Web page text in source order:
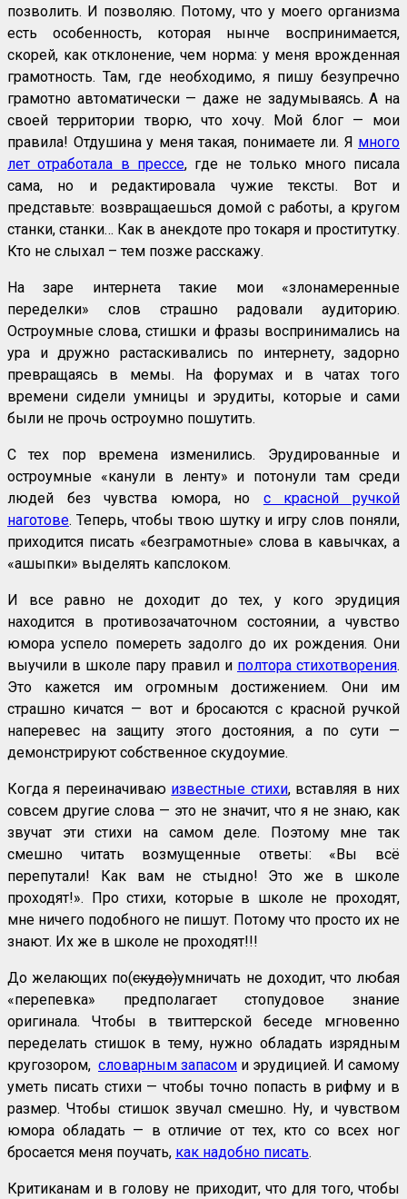
позволить. И позволяю. Потому, что у моего организма
есть особенность, которая нынче воспринимается,
скорей, как отклонение, чем норма: у меня врожденная
грамотность. Там, где необходимо, я пишу безупречно
грамотно автоматически — даже не задумываясь. А на
своей территории творю, что хочу. Мой блог — мои
правила! Отдушина у меня такая, понимаете ли. Я много
лет отработала в прессе, где не только много писала
сама, но и редактировала чужие тексты. Вот и
представьте: возвращаешься домой с работы, а кругом
станки, станки… Как в анекдоте про токаря и проститутку.
Кто не слыхал – тем позже расскажу.
На заре интернета такие мои «злонамеренные
переделки» слов страшно радовали аудиторию.
Остроумные слова, стишки и фразы воспринимались на
ура и дружно растаскивались по интернету, задорно
превращаясь в мемы. На форумах и в чатах того
времени сидели умницы и эрудиты, которые и сами
были не прочь остроумно пошутить.
С тех пор времена изменились. Эрудированные и
остроумные «канули в ленту» и потонули там среди
людей без чувства юмора, но с красной ручкой
наготове. Теперь, чтобы твою шутку и игру слов поняли,
приходится писать «безграмотные» слова в кавычках, а
«ашыпки» выделять капслоком.
И все равно не доходит до тех, у кого эрудиция
находится в противозачаточном состоянии, а чувство
юмора успело помереть задолго до их рождения. Они
выучили в школе пару правил и полтора стихотворения.
Это кажется им огромным достижением. Они им
страшно кичатся — вот и бросаются с красной ручкой
наперевес на защиту этого достояния, а по сути —
демонстрируют собственное скудоумие.
Когда я переиначиваю известные стихи, вставляя в них
совсем другие слова — это не значит, что я не знаю, как
звучат эти стихи на самом деле. Поэтому мне так
смешно читать возмущенные ответы: «Вы всё
перепутали! Как вам не стыдно! Это же в школе
проходят!». Про стихи, которые в школе не проходят,
мне ничего подобного не пишут. Потому что просто их не
знают. Их же в школе не проходят!!!
До желающих по(скудо)умничать не доходит, что любая
«перепевка» предполагает стопудовое знание
оригинала. Чтобы в твиттерской беседе мгновенно
переделать стишок в тему, нужно обладать изрядным
кругозором, словарным запасом и эрудицией. И самому
уметь писать стихи — чтобы точно попасть в рифму и в
размер. Чтобы стишок звучал смешно. Ну, и чувством
юмора обладать — в отличие от тех, кто со всех ног
бросается меня поучать, как надобно писать.
Критиканам и в голову не приходит, что для того, чтобы